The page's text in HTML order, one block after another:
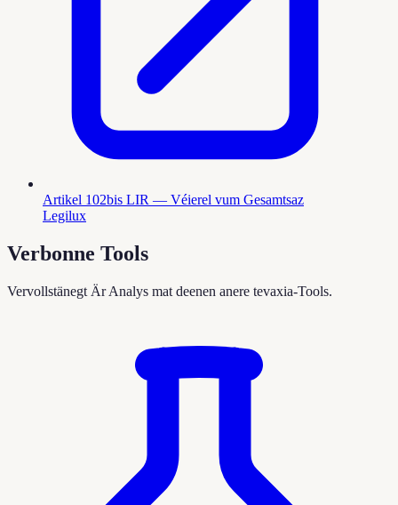
Artikel 102bis LIR — Véierel vum Gesamtsaz
Legilux
Verbonne Tools
Vervollstänegt Är Analys mat deenen anere tevaxia-Tools.